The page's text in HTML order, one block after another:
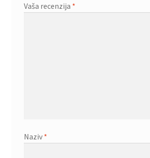
Vaša recenzija *
Naziv *